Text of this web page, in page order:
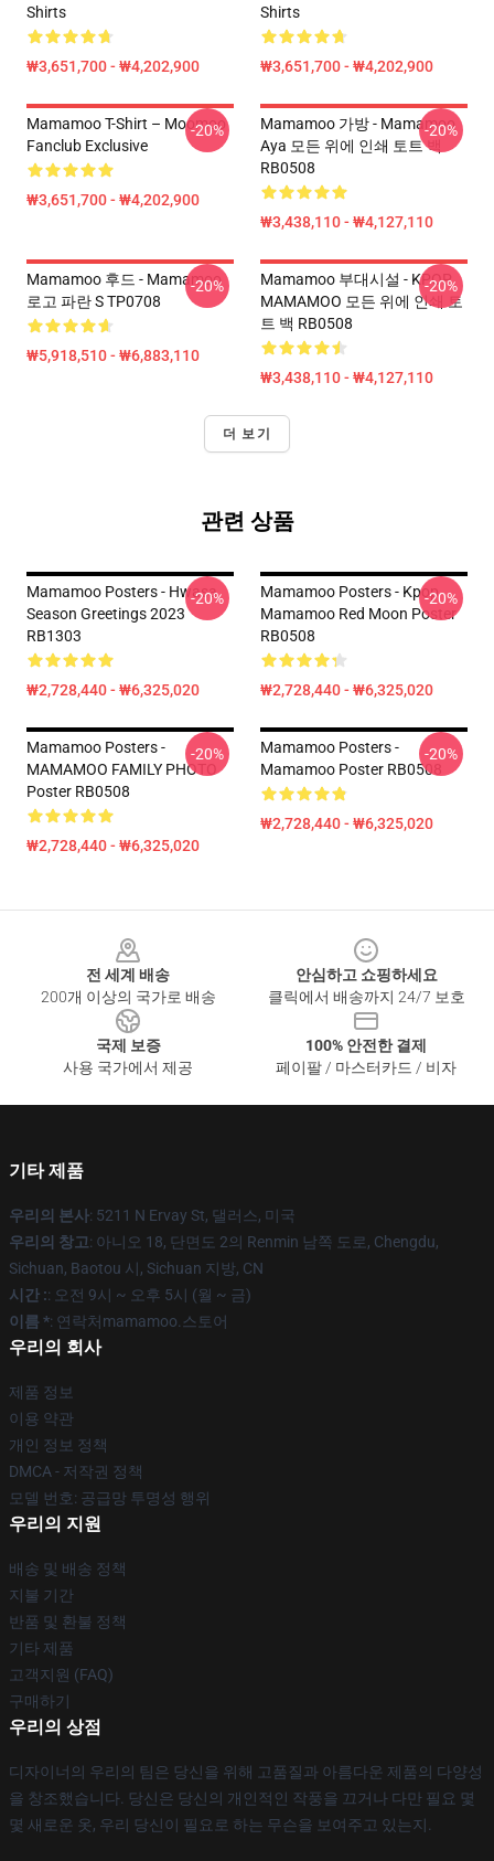
Shirts
₩3,651,700 - ₩4,202,900
Shirts
₩3,651,700 - ₩4,202,900
Mamamoo T-Shirt – Moomoo
Fanclub Exclusive
₩3,651,700 - ₩4,202,900
-20%
Mamamoo 가방 - Mamamoo
Aya 모든 위에 인쇄 토트 백
RB0508
₩3,438,110 - ₩4,127,110
-20%
Mamamoo 후드 - Mamamoo
로고 파란 S TP0708
₩5,918,510 - ₩6,883,110
-20%
Mamamoo 부대시설 - KPOP
MAMAMOO 모든 위에 인쇄 토
트 백 RB0508
₩3,438,110 - ₩4,127,110
-20%
더 보기
관련 상품
Mamamoo Posters - Hwasa
Season Greetings 2023
RB1303
₩2,728,440 - ₩6,325,020
-20%
Mamamoo Posters - Kpop
Mamamoo Red Moon Poster
RB0508
₩2,728,440 - ₩6,325,020
-20%
Mamamoo Posters -
MAMAMOO FAMILY PHOTO
Poster RB0508
₩2,728,440 - ₩6,325,020
-20%
Mamamoo Posters -
Mamamoo Poster RB0508
₩2,728,440 - ₩6,325,020
-20%
전 세계 배송
200개 이상의 국가로 배송
안심하고 쇼핑하세요
클릭에서 배송까지 24/7 보호
국제 보증
사용 국가에서 제공
100% 안전한 결제
페이팔 / 마스터카드 / 비자
기타 제품
우리의 본사: 5211 N Ervay St, 댈러스, 미국
우리의 창고: 아니오 18, 단면도 2의 Renmin 남쪽 도로, Chengdu,
Sichuan, Baotou 시, Sichuan 지방, CN
시간 :: 오전 9시 ~ 오후 5시 (월 ~ 금)
이름 *: 연락처mamamoo.스토어
우리의 회사
제품 정보
이용 약관
개인 정보 정책
DMCA - 저작권 정책
모델 번호: 공급망 투명성 행위
우리의 지원
배송 및 배송 정책
지불 기간
반품 및 환불 정책
기타 제품
고객지원 (FAQ)
구매하기
우리의 상점
디자이너의 우리의 팀은 당신을 위해 고품질과 아름다운 제품의 다양성
을 창조했습니다. 당신은 당신의 개인적인 작풍을 끄거나 다만 필요 몇
몇 새로운 옷, 우리 당신이 필요로 하는 무슨을 보여주고 있는지.